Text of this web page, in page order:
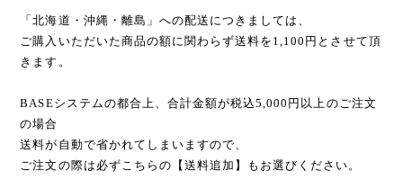
「北海道・沖縄・離島」への配送につきましては、
ご購入いただいた商品の額に関わらず送料を1,100円とさせて頂
きます。
BASEシステムの都合上、合計金額が税込5,000円以上のご注文
の場合
送料が自動で省かれてしまいますので、
ご注文の際は必ずこちらの【送料追加】もお選びください。